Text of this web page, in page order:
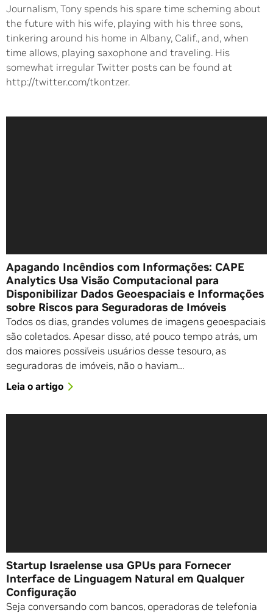
Journalism, Tony spends his spare time scheming about
the future with his wife, playing with his three sons,
tinkering around his home in Albany, Calif., and, when
time allows, playing saxophone and traveling. His
somewhat irregular Twitter posts can be found at
http://twitter.com/tkontzer.
Apagando Incêndios com Informações: CAPE
Analytics Usa Visão Computacional para
Disponibilizar Dados Geoespaciais e Informações
sobre Riscos para Seguradoras de Imóveis
Todos os dias, grandes volumes de imagens geoespaciais
são coletados. Apesar disso, até pouco tempo atrás, um
dos maiores possíveis usuários desse tesouro, as
seguradoras de imóveis, não o haviam…
Leia o artigo
Startup Israelense usa GPUs para Fornecer
Interface de Linguagem Natural em Qualquer
Configuração
Seja conversando com bancos, operadoras de telefonia